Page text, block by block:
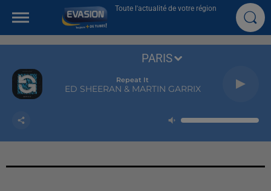
Toute l'actualité de votre région
Repeat It
ED SHEERAN & MARTIN GARRIX
PARIS